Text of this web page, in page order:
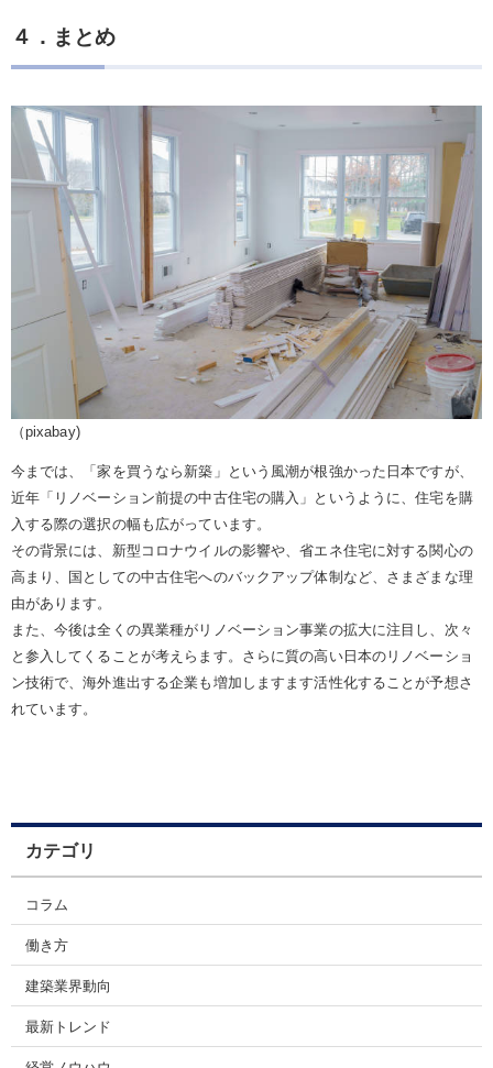
４．まとめ
（pixabay)
今までは、「家を買うなら新築」という風潮が根強かった日本ですが、
近年「リノベーション前提の中古住宅の購入」というように、住宅を購
入する際の選択の幅も広がっています。
その背景には、新型コロナウイルの影響や、省エネ住宅に対する関心の
高まり、国としての中古住宅へのバックアップ体制など、さまざまな理
由があります。
また、今後は全くの異業種がリノベーション事業の拡大に注目し、次々
と参入してくることが考えらます。さらに質の高い日本のリノベーショ
ン技術で、海外進出する企業も増加しますます活性化することが予想さ
れています。
カテゴリ
コラム
働き方
建築業界動向
最新トレンド